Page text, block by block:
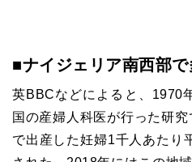
■ナイジェリア南西部
英BBCなどによると、1970
国の産婦人科医が行った研
で出産した妊婦1千人あたり